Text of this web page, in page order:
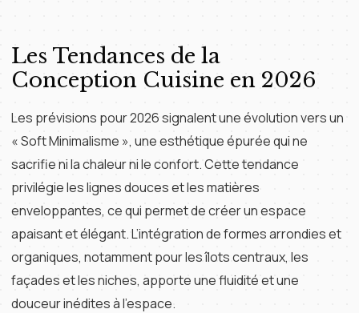
Les Tendances de la
Conception Cuisine en 2026
Les prévisions pour 2026 signalent une évolution vers un
« Soft Minimalisme », une esthétique épurée qui ne
sacrifie ni la chaleur ni le confort. Cette tendance
privilégie les lignes douces et les matières
enveloppantes, ce qui permet de créer un espace
apaisant et élégant. L’intégration de formes arrondies et
organiques, notamment pour les îlots centraux, les
façades et les niches, apporte une fluidité et une
douceur inédites à l’espace.